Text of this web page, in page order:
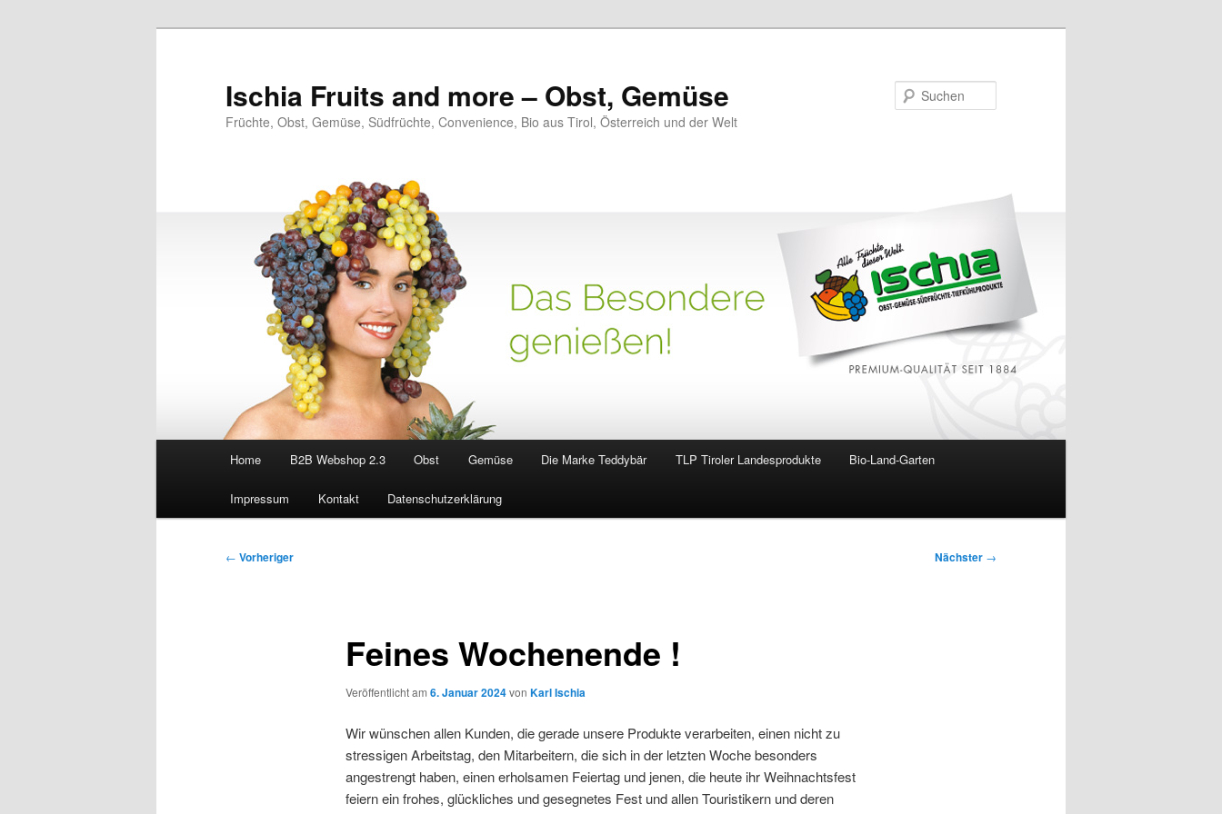
Ischia Fruits and more – Obst, Gemüse
Früchte, Obst, Gemüse, Südfrüchte, Convenience, Bio aus Tirol, Österreich und der Welt
Home B2B Webshop 2.3 Obst Gemüse Die Marke Teddybär TLP Tiroler Landesprodukte Bio-Land-Garten
Impressum Kontakt Datenschutzerklärung
Beitragsnavigation
← Vorheriger Nächster →
Feines Wochenende !
Veröffentlicht am 6. Januar 2024von Karl Ischia
Wir wünschen allen Kunden, die gerade unsere Produkte verarbeiten, einen nicht zu
stressigen Arbeitstag, den Mitarbeitern, die sich in der letzten Woche besonders
angestrengt haben, einen erholsamen Feiertag und jenen, die heute ihr Weihnachtsfest
feiern ein frohes, glückliches und gesegnetes Fest und allen Touristikern und deren